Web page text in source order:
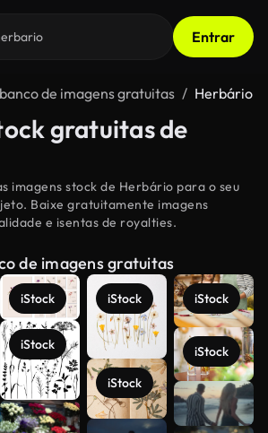
Entrar
de imagens gratuitas Herbário
gratuitas de
imagens stock de Herbário para o seu
Baixe gratuitamente imagens
e isentas de royalties.
de imagens gratuitas
iStock
iStock
iStock
iStock
iStock
iStock
Veja mais